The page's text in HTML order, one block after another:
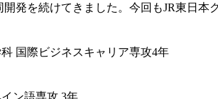
発を続けてきました。今回もJR東日
国際ビジネスキャリア専攻4年
ン語専攻 3年